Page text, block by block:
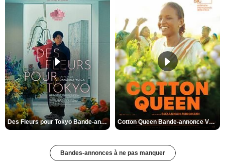
Des Fleurs pour Tokyo Bande-annonce VO STFR Cotton Queen Bande-annonce VO STFR
Bandes-annonces à ne pas manquer